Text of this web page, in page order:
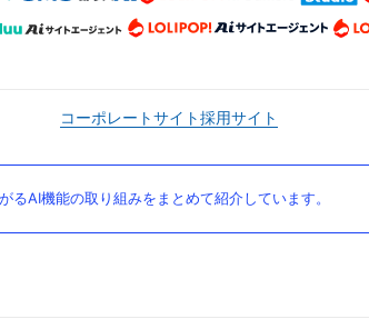
コーポレートサイト採用サイト
AI機能の取り組みをまとめて紹介しています。